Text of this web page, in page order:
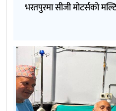
भरतपुरमा सीजी मोटर्सको